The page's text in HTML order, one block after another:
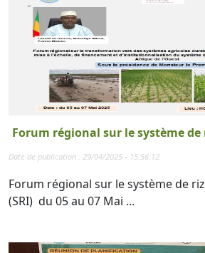
Forum régional sur le système
Date de publication : 29/04/2025 - 15:56:12
Forum régional sur le système de
(SRI) du 05 au 07 Mai ...